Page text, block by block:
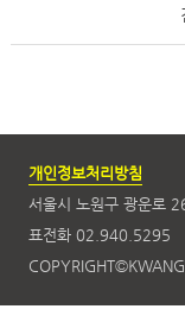
개인정보처리방침
서울시 노원구 광운로
표전화 02.940.5295